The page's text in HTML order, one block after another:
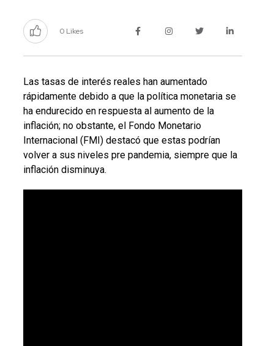
0 Likes
Las tasas de interés reales han aumentado
rápidamente debido a que la política monetaria se
ha endurecido en respuesta al aumento de la
inflación; no obstante, el Fondo Monetario
Internacional (FMI) destacó que estas podrían
volver a sus niveles pre pandemia, siempre que la
inflación disminuya.